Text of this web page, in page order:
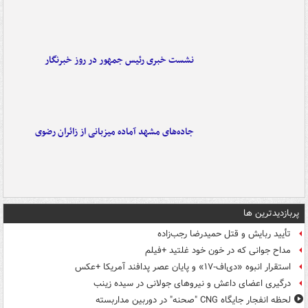
نشست خبری رئیس جمهور در روز خبرنگار
جاده‌های مشهد آماده میزبانی از زائران رضوی
پربازدیدترین ها
تأیید ربایش و قتل حمیدرضا رجب‌زاده
مداح جوانی که در خون خود غلتید +فیلم
استقرار انبوه «دی‌اف‑۱۷» و پایان عصر پدافند آمریکا +عکس
درگیری اعضای داعش و نیروهای جولانی در سیده زینب
لحظه انفجار جایگاه CNG "صحنه" در دوربین مداربسته